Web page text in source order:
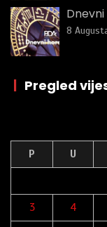
8
| Pregled
P U
3 4